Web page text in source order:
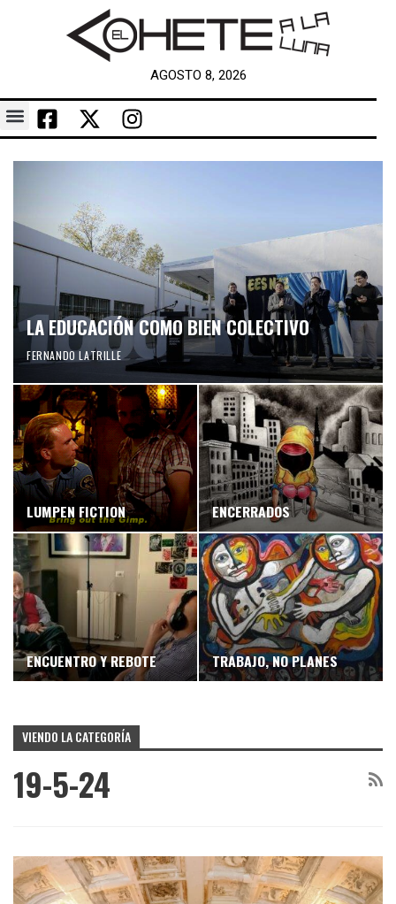
AGOSTO 8, 2026
LA EDUCACIÓN COMO BIEN COLECTIVO
FERNANDO LATRILLE
LUMPEN FICTION ENCERRADOS
ENCUENTRO Y REBOTE TRABAJO, NO PLANES
VIENDO LA CATEGORÍA
19-5-24